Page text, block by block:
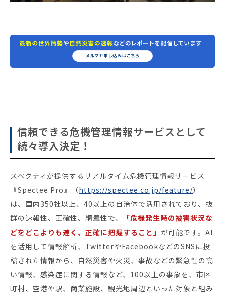
信頼できる危機管理情報サービスとして
続々導入決定！
スペクティが提供するリアルタイム危機管理情報サービス
『Spectee Pro』（https://spectee.co.jp/feature/）
は、国内350社以上、40以上の自治体で活用されており、抜
群の速報性、正確性、網羅性で、
「危機発生時の被害状況な
どをどこよりも速く、正確に把握すること」 が可能です。AI
を活用して情報解析、TwitterやFacebookなどのSNSに投
稿された情報から、自然災害や火災、事故などの緊急性の高
い情報、感染症に関する情報など、100以上の事象を、市区
町村、空港や駅、商業施設、観光地周辺といった対象と組み